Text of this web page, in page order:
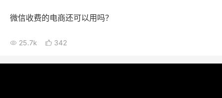
微信收费的电商还可以用吗？
25.7k 342